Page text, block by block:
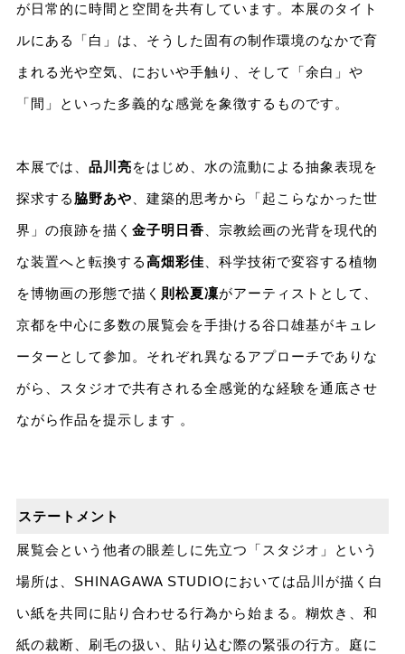
が日常的に時間と空間を共有しています。本展のタイト
ルにある「白」は、そうした固有の制作環境のなかで育
まれる光や空気、においや手触り、そして「余白」や
「間」といった多義的な感覚を象徴するものです。
本展では、 品川亮をはじめ、水の流動による抽象表現を
探求する 脇野あや 、建築的思考から「起こらなかった世
界」の痕跡を描く 金子明日香 、宗教絵画の光背を現代的
な装置へと転換する高畑彩佳 、科学技術で変容する植物
を博物画の形態で描く 則松夏凜がアーティストとして、
京都を中心に多数の展覧会を手掛ける谷口雄基がキュレ
ーターとして参加。それぞれ異なるアプローチでありな
がら、スタジオで共有される全感覚的な経験を通底させ
ながら作品を提示します 。
ステートメント
展覧会という他者の眼差しに先立つ「スタジオ」という
場所は、SHINAGAWA STUDIOにおいては品川が描く白
い紙を共同に貼り合わせる行為から始まる。糊炊き、和
紙の裁断、刷毛の扱い、貼り込む際の緊張の行方。庭に